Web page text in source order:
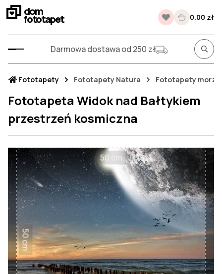
dom
fototapet 0.00 zł
Darmowa dostawa od 250 zł
Fototapety Fototapety Natura Fototapety morze
Fototapeta Widok nad Bałtykiem
przestrzeń kosmiczna
50 cm
50 cm